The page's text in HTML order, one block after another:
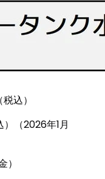
込）
（2026年1月
）